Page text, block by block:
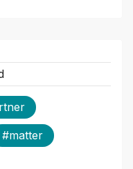
#matter